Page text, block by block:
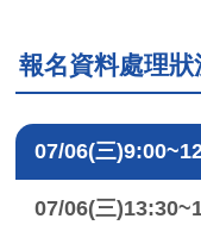
報名資料處理狀
07/06(三
07/06(三